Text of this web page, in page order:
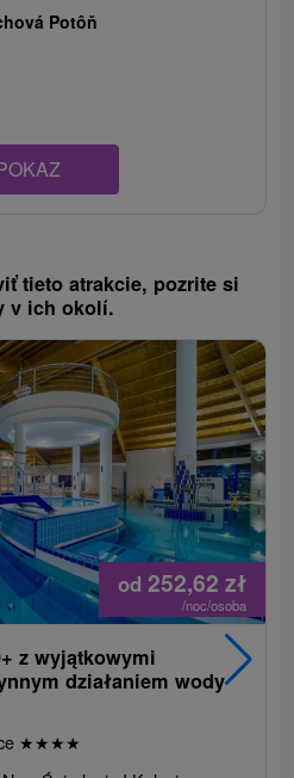
Potôň
tieto atrakcie, pozrite si
v ich okolí.
od 252,62zł
/noc/osoba
z wyjątkowymi
działaniem wody
★★★★